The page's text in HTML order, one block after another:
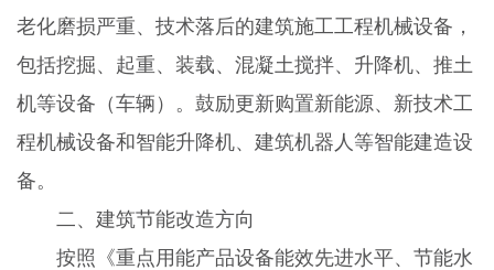
老化磨损严重、技术落后的建筑施工工程机械设备，
包括挖掘、起重、装载、混凝土搅拌、升降机、推土
机等设备（车辆）。鼓励更新购置新能源、新技术工
程机械设备和智能升降机、建筑机器人等智能建造设
备。
二、建筑节能改造方向
按照《重点用能产品设备能效先进水平、节能水